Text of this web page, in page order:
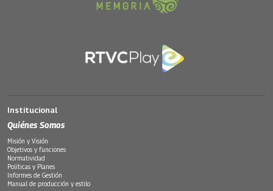
Institucional
Quiénes Somos
Misión y Visión
Objetivos y funciones
Normatividad
Políticas y Planes
Informes de Gestión
Manual de producción y estilo